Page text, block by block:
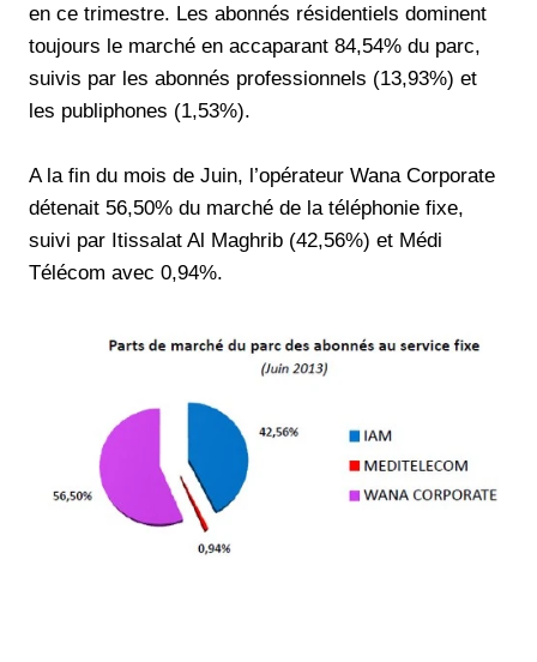
en ce trimestre. Les abonnés résidentiels dominent
toujours le marché en accaparant 84,54% du parc,
suivis par les abonnés professionnels (13,93%) et
les publiphones (1,53%).
A la fin du mois de Juin, l’opérateur Wana Corporate
détenait 56,50% du marché de la téléphonie fixe,
suivi par Itissalat Al Maghrib (42,56%) et Médi
Télécom avec 0,94%.